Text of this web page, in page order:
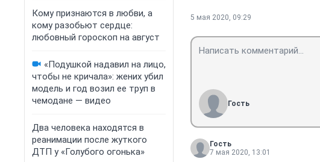
Кому признаются в любви, а
кому разобьют сердце:
любовный гороскоп на август
«Подушкой надавил на лицо,
чтобы не кричала»: жених убил
модель и год возил ее труп в
чемодане — видео
Два человека находятся в
реанимации после жуткого
ДТП у «Голубого огонька»
5 мая 2020, 09:29
Гость
Гость
7 мая 2020, 13:01